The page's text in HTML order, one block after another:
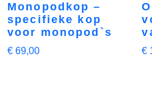
Monopodkop –
specifieke kop
voor monopod`s
€ 69,00 €